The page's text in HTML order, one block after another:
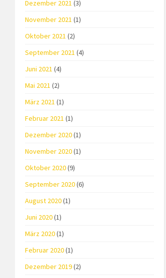
Dezember 2021 (3)
November 2021 (1)
Oktober 2021 (2)
September 2021 (4)
Juni 2021 (4)
Mai 2021 (2)
März 2021 (1)
Februar 2021 (1)
Dezember 2020(1)
November 2020(1)
Oktober 2020(9)
September 2020(6)
August 2020(1)
Juni 2020(1)
März 2020(1)
Februar 2020(1)
Dezember 2019(2)